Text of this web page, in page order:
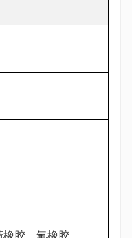
胶，氟橡胶